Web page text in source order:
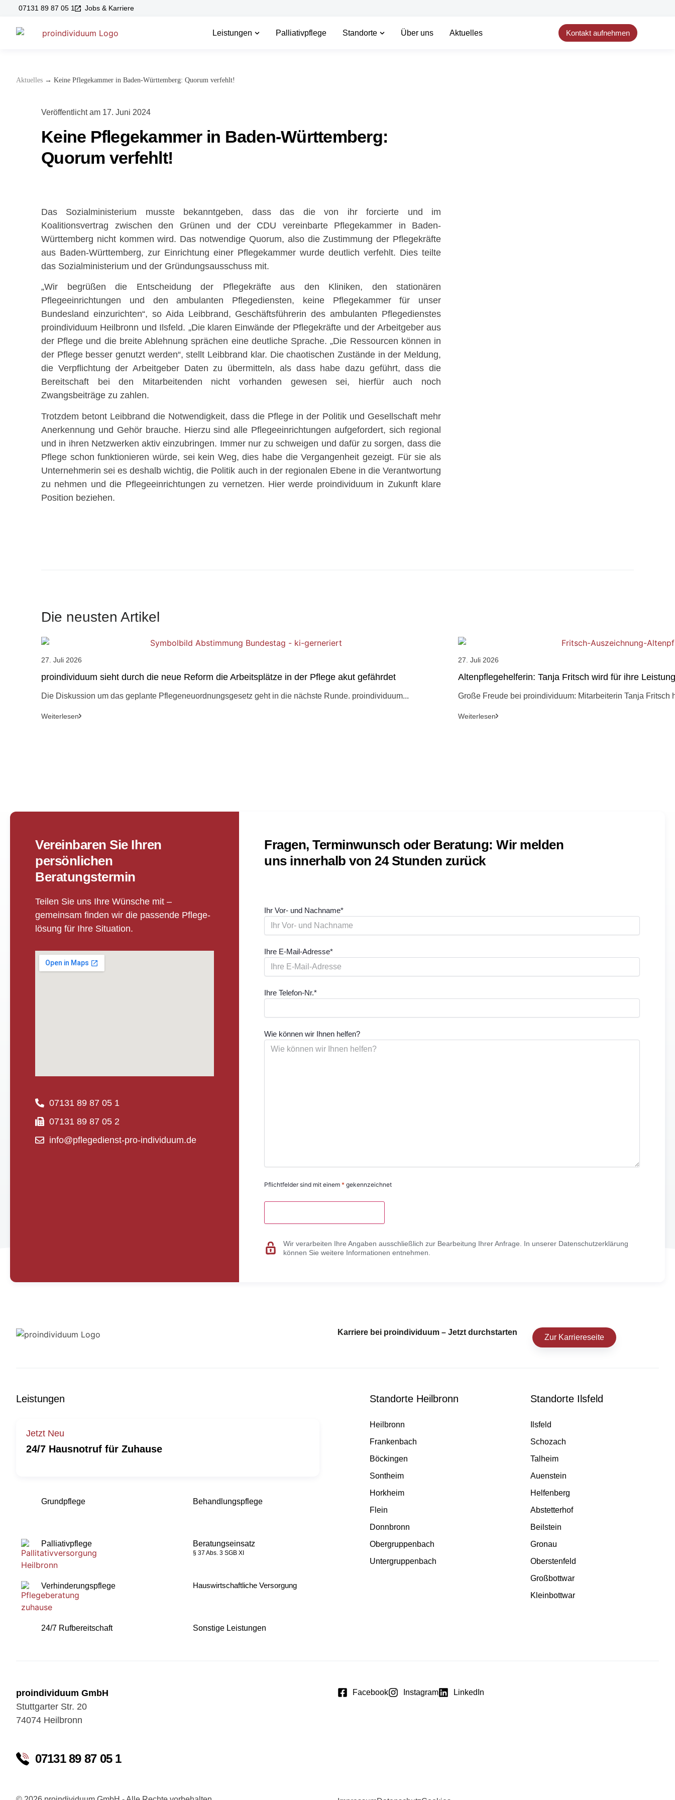
07131 89 87 05 1 Jobs & Karriere
Aktuelles → Keine Pflegekammer in Baden-Württemberg: Quorum verfehlt!
Leistungen Palliativpflege Standorte Über uns Aktuelles Kontakt aufnehmen
Veröffentlicht am 17. Juni 2024
Keine Pflegekammer in Baden-Württemberg:
Quorum verfehlt!
Das Sozialministerium musste bekanntgeben, dass das die von ihr forcierte und im
Koalitionsvertrag zwischen den Grünen und der CDU vereinbarte Pflegekammer in Baden-
Württemberg nicht kommen wird. Das notwendige Quorum, also die Zustimmung der Pflegekräfte
aus Baden-Württemberg, zur Einrichtung einer Pflegekammer wurde deutlich verfehlt. Dies teilte
das Sozialministerium und der Gründungsausschuss mit.
„Wir begrüßen die Entscheidung der Pflegekräfte aus den Kliniken, den stationären
Pflegeeinrichtungen und den ambulanten Pflegediensten, keine Pflegekammer für unser
Bundesland einzurichten“, so Aida Leibbrand, Geschäftsführerin des ambulanten Pflegedienstes
proindividuum Heilbronn und Ilsfeld. „Die klaren Einwände der Pflegekräfte und der Arbeitgeber aus
der Pflege und die breite Ablehnung sprächen eine deutliche Sprache. „Die Ressourcen können in
der Pflege besser genutzt werden“, stellt Leibbrand klar. Die chaotischen Zustände in der Meldung,
die Verpflichtung der Arbeitgeber Daten zu übermitteln, als dass habe dazu geführt, dass die
Bereitschaft bei den Mitarbeitenden nicht vorhanden gewesen sei, hierfür auch noch
Zwangsbeiträge zu zahlen.
Trotzdem betont Leibbrand die Notwendigkeit, dass die Pflege in der Politik und Gesellschaft mehr
Anerkennung und Gehör brauche. Hierzu sind alle Pflegeeinrichtungen aufgefordert, sich regional
und in ihren Netzwerken aktiv einzubringen. Immer nur zu schweigen und dafür zu sorgen, dass die
Pflege schon funktionieren würde, sei kein Weg, dies habe die Vergangenheit gezeigt. Für sie als
Unternehmerin sei es deshalb wichtig, die Politik auch in der regionalen Ebene in die Verantwortung
zu nehmen und die Pflegeeinrichtungen zu vernetzen. Hier werde proindividuum in Zukunft klare
Position beziehen.
Die neusten Artikel
27. Juli 2026
proindividuum sieht durch die neue Reform die Arbeitsplätze in der Pflege akut gefährdet
Die Diskussion um das geplante Pflegeneuordnungsgesetz geht in die nächste Runde. proindividuum...
Weiterlesen
27. Juli 2026
Altenpflegehelferin: Tanja Fritsch wird für ihre
Große Freude bei proindividuum: Mitarbeiterin Tanja Fritsch
Weiterlesen
Vereinbaren Sie Ihren
persönlichen
Beratungstermin
Teilen Sie uns Ihre Wünsche mit –
gemeinsam finden wir die passende Pflege­
lösung für Ihre Situation.
07131 89 87 05 1
07131 89 87 05 2
info@pflegedienst-pro-individuum.de
Fragen, Terminwunsch oder Beratung: Wir melden
uns innerhalb von 24 Stunden zurück
Ihr Vor- und Nachname*
Ihre E-Mail-Adresse*
Ihre Telefon-Nr.*
Wie können wir Ihnen helfen?
Pflichtfelder sind mit einem* gekennzeichnet
Wir verarbeiten Ihre Angaben ausschließlich zur Bearbeitung Ihrer Anfrage. In unserer Datenschutzerklärung
können Sie weitere Informationen entnehmen.
Karriere bei proindividuum – Jetzt durchstarten
Zur Karriereseite
Leistungen
Jetzt Neu
24/7 Hausnotruf für Zuhause
Grundpflege Behandlungspflege
Palliativpflege Beratungseinsatz
§ 37 Abs. 3 SGB XI
Verhinderungspflege Hauswirtschaftliche Versorgung
24/7 Rufbereitschaft Sonstige Leistungen
Standorte Heilbronn
Heilbronn
Frankenbach
Böckingen
Sontheim
Horkheim
Flein
Donnbronn
Obergruppenbach
Untergruppenbach
Standorte Ilsfeld
Ilsfeld
Schozach
Talheim
Auenstein
Helfenberg
Abstetterhof
Beilstein
Gronau
Oberstenfeld
Großbottwar
Kleinbottwar
proindividuum GmbH
Stuttgarter Str. 20
74074 Heilbronn
07131 89 87 05 1
Facebook Instagram LinkedIn